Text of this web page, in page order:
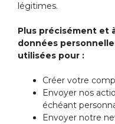
légitimes.
Plus précisément et
données
utilisées pour :
Créer votre
Envoyer nos
échéant
Envoyer notre